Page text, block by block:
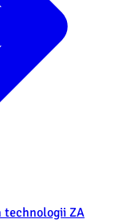
technologii ZA